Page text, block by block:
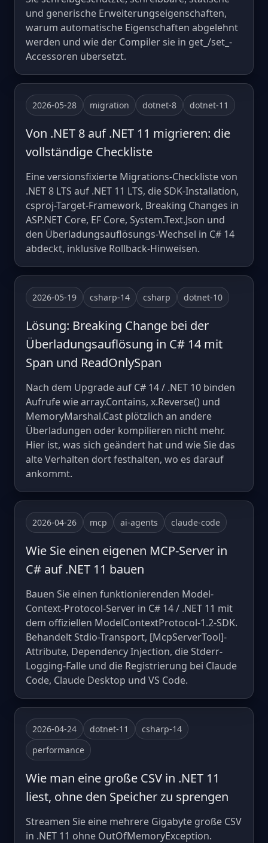
und generische Erweiterungseigenschaften,
warum automatische Eigenschaften abgelehnt
werden und wie der Compiler sie in get_/set_-
Accessoren übersetzt.
2026-05-28 migration dotnet-8 dotnet-11
Von .NET 8 auf .NET 11 migrieren: die
vollständige Checkliste
Eine versionsfixierte Migrations-Checkliste von
.NET 8 LTS auf .NET 11 LTS, die SDK-Installation,
csproj-Target-Framework, Breaking Changes in
ASP.NET Core, EF Core, System.Text.Json und
den Überladungsauflösungs-Wechsel in C# 14
abdeckt, inklusive Rollback-Hinweisen.
2026-05-19 csharp-14 csharp dotnet-10
Lösung: Breaking Change bei der
Überladungsauflösung in C# 14 mit
Span und ReadOnlySpan
Nach dem Upgrade auf C# 14 / .NET 10 binden
Aufrufe wie array.Contains, x.Reverse() und
MemoryMarshal.Cast plötzlich an andere
Überladungen oder kompilieren nicht mehr.
Hier ist, was sich geändert hat und wie Sie das
alte Verhalten dort festhalten, wo es darauf
ankommt.
2026-04-26 mcp ai-agents claude-code
Wie Sie einen eigenen MCP-Server in
C# auf .NET 11 bauen
Bauen Sie einen funktionierenden Model-
Context-Protocol-Server in C# 14 / .NET 11 mit
dem offiziellen ModelContextProtocol-1.2-SDK.
Behandelt Stdio-Transport, [McpServerTool]-
Attribute, Dependency Injection, die Stderr-
Logging-Falle und die Registrierung bei Claude
Code, Claude Desktop und VS Code.
2026-04-24 dotnet-11
csharp-14
performance
Wie man eine große CSV in .NET 11
liest, ohne den Speicher zu sprengen
Streamen Sie eine mehrere Gigabyte große CSV
in .NET 11 ohne OutOfMemoryException.